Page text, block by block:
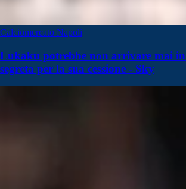
Calciomercato Napoli
Lukaku potrebbe non arrivare mai
segreta per la sua cessione - Sky